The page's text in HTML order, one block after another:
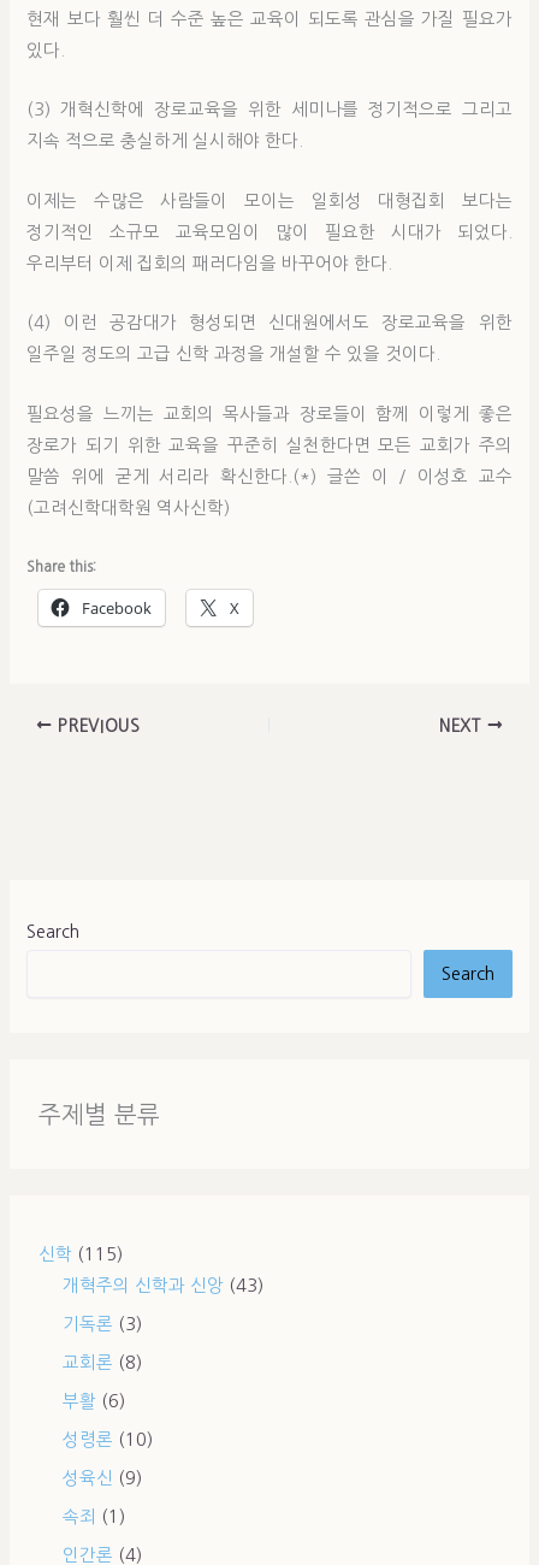
현재 보다 훨씬 더 수준 높은 교육이 되도록 관심을 가질 필요가
있다.
(3) 개혁신학에 장로교육을 위한 세미나를 정기적으로 그리고
지속 적으로 충실하게 실시해야 한다.
이제는 수많은 사람들이 모이는 일회성 대형집회 보다는
정기적인 소규모 교육모임이 많이 필요한 시대가 되었다.
우리부터 이제 집회의 패러다임을 바꾸어야 한다.
(4) 이런 공감대가 형성되면 신대원에서도 장로교육을 위한
일주일 정도의 고급 신학 과정을 개설할 수 있을 것이다.
필요성을 느끼는 교회의 목사들과 장로들이 함께 이렇게 좋은
장로가 되기 위한 교육을 꾸준히 실천한다면 모든 교회가 주의
말씀 위에 굳게 서리라 확신한다.(*) 글쓴 이 / 이성호 교수
(고려신학대학원 역사신학)
Share this:
Facebook X
PREVIOUS NEXT
Search
Search
주제별 분류
신학 (115)
개혁주의 신학과 신앙 (43)
기독론 (3)
교회론 (8)
부활 (6)
성령론 (10)
성육신 (9)
속죄 (1)
인간론 (4)